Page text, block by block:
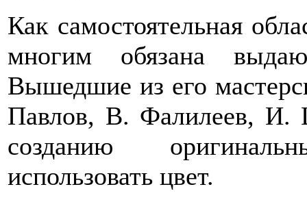
Как самостоятельная
многим обязана
Вышедшие из его
Павлов, В. Фалилеев, И.
созданию
использовать цвет.